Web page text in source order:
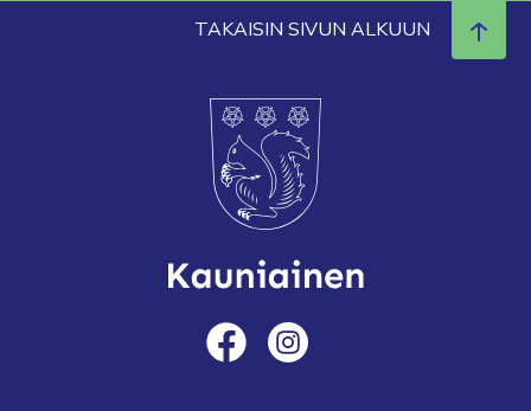
TAKAISIN SIVUN ALKUUN